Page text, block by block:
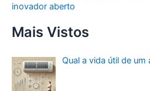
inovador aberto
Mais Vistos
Qual a vida útil de